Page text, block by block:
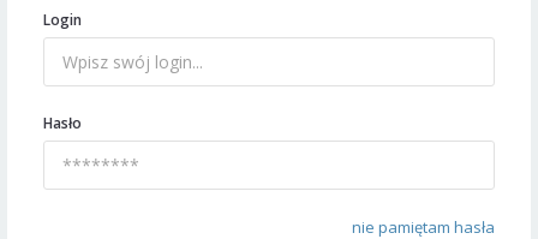
Login
Hasło
nie pamiętam hasła